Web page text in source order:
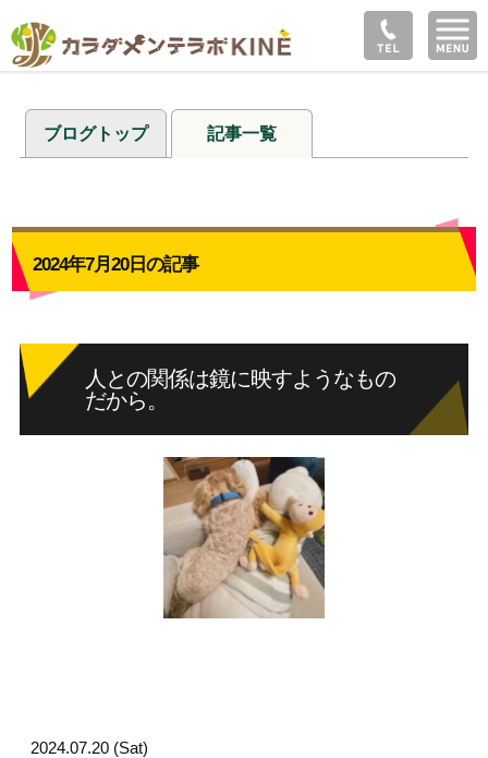
ブログトップ 記事一覧
2024年7月20日の記事
人との関係は鏡に映すようなもの
だから。
2024.07.20 (Sat)